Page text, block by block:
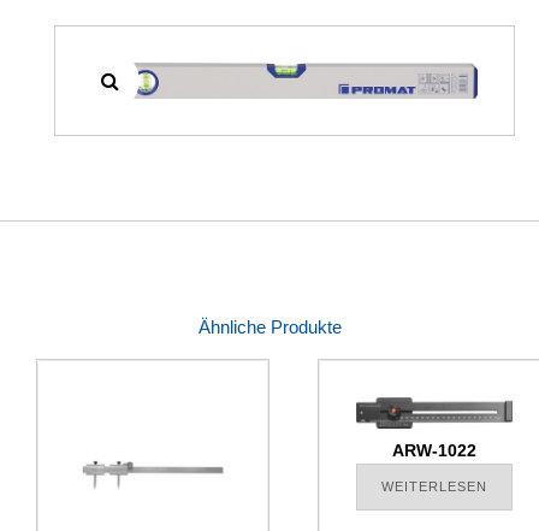
Ähnliche Produkte
ARW-1022
WEITERLESEN